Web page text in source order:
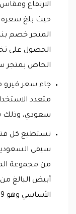
الحصول على
الخاص بمتجر
جاء سعر فيرو
سعودي، وذلك بخصم 24%
تستطيع كل
سيفي
من مجموعة
الأساسي وهو 179 ريال.